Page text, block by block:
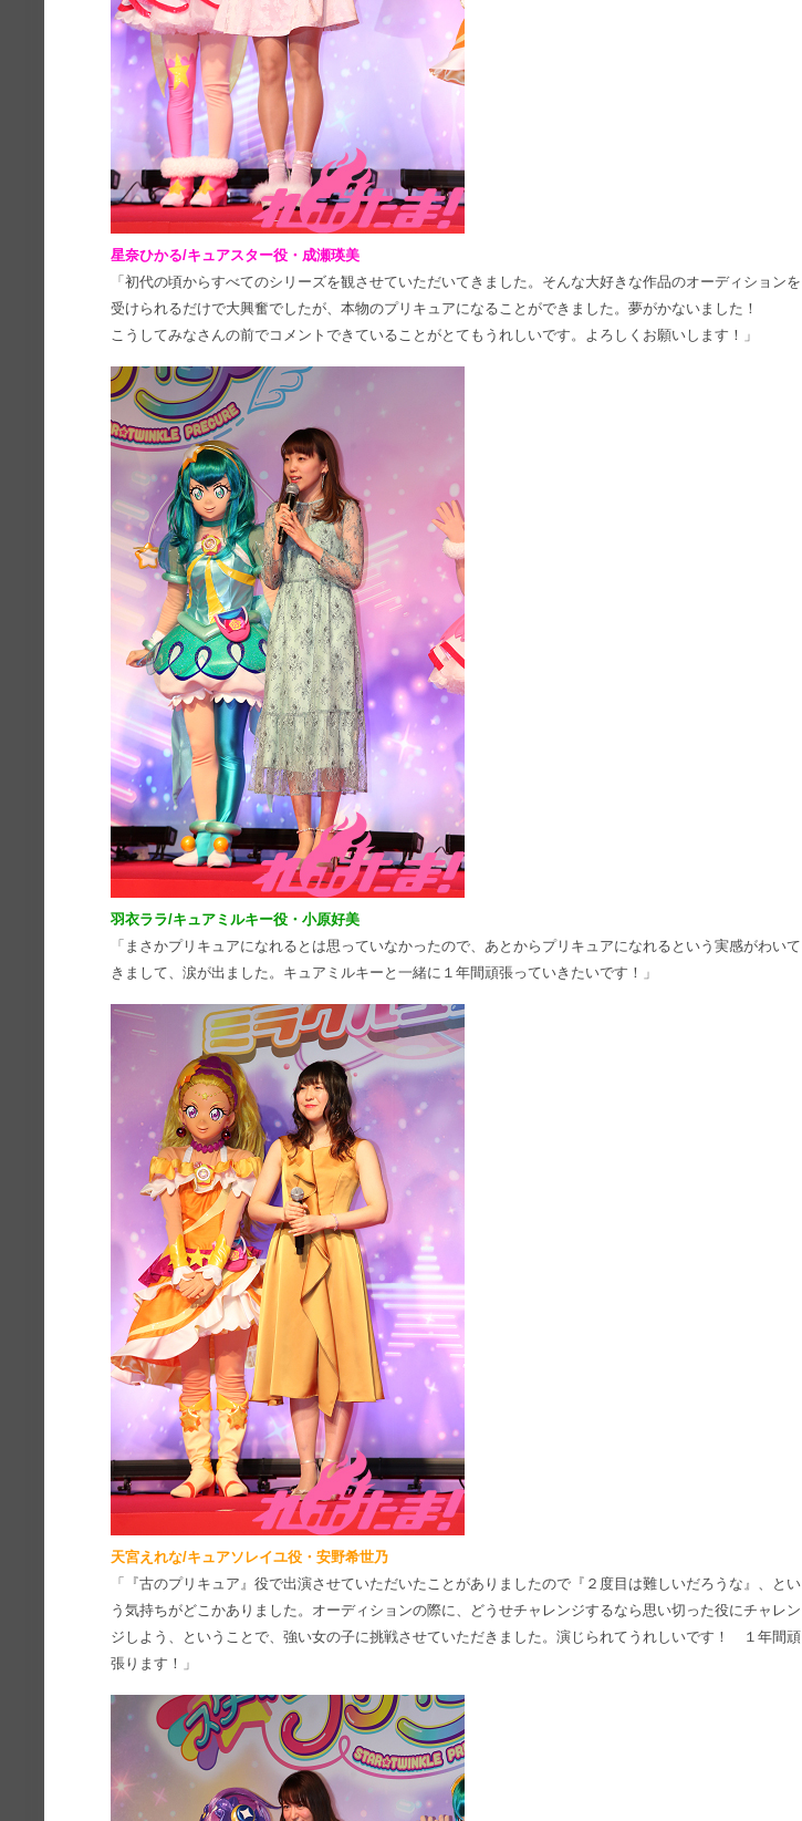
星奈ひかる/キュアスター役・成瀬瑛美
「初代の頃からすべてのシリーズを観させていただいてきました。そんな大好きな作品のオーディションを
受けられるだけで大興奮でしたが、本物のプリキュアになることができました。夢がかないました！
こうしてみなさんの前でコメントできていることがとてもうれしいです。よろしくお願いします！」
羽衣ララ/キュアミルキー役・小原好美
「まさかプリキュアになれるとは思っていなかったので、あとからプリキュアになれるという実感がわいて
きまして、涙が出ました。キュアミルキーと一緒に１年間頑張っていきたいです！」
天宮えれな/キュアソレイユ役・安野希世乃
「『古のプリキュア』役で出演させていただいたことがありましたので『２度目は難しいだろうな』、とい
う気持ちがどこかありました。オーディションの際に、どうせチャレンジするなら思い切った役にチャレン
ジしよう、ということで、強い女の子に挑戦させていただきました。演じられてうれしいです！ １年間頑
張ります！」